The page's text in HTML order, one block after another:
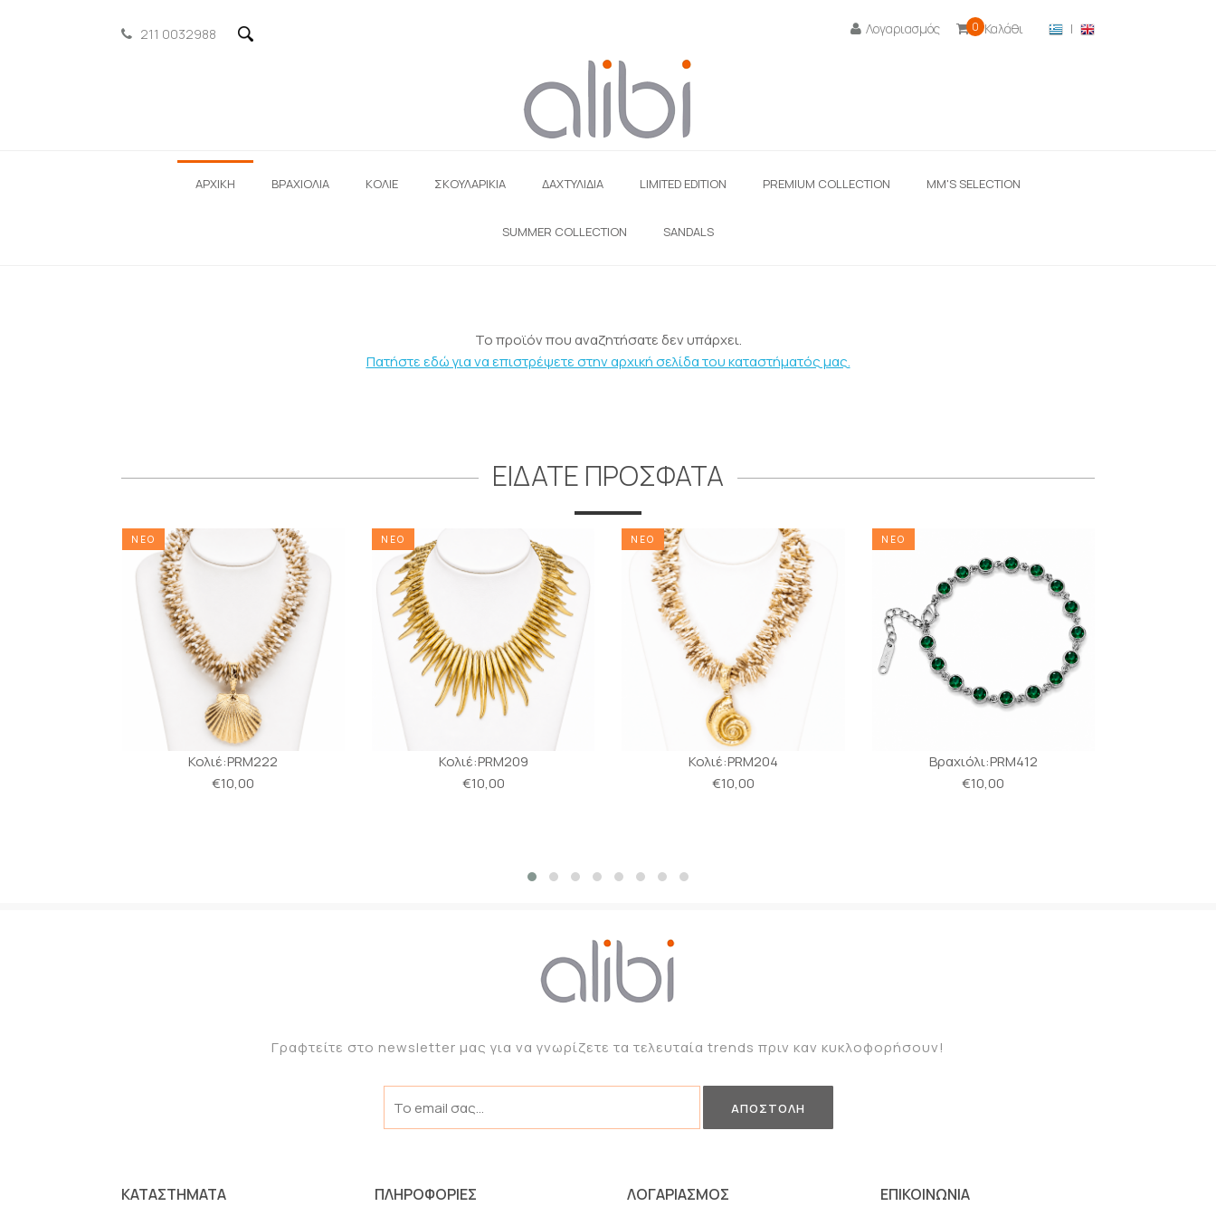
211 0032988 Λογαριασμός  0 Καλάθι |
ΑΡΧΙΚΗ ΒΡΑΧΙΟΛΙΑ ΚΟΛΙΕ ΣΚΟΥΛΑΡΊΚΙΑ ΔΑΧΤΥΛΙΔΙΑ LIMITED EDITION PREMIUM COLLECTION ΜΜ'S SELECTION
SUMMER COLLECTION SANDALS
Το προϊόν που αναζητήσατε δεν υπάρχει.
Πατήστε εδώ για να επιστρέψετε στην αρχική σελίδα του καταστήματός μας.
ΕΙΔΑΤΕ ΠΡΟΣΦΑΤΑ
ΝΕΟ
Κολιέ:PRM222
€10,00
ΝΕΟ
Κολιέ:PRM209
€10,00
ΝΕΟ
Κολιέ:PRM204
€10,00
ΝΕΟ
Βραχιόλι:PRM412
€10,00
Γραφτείτε στο newsletter μας για να γνωρίζετε τα τελευταία trends πριν καν κυκλοφορήσουν!
ΚΑΤΑΣΤΗΜΑΤΑ ΠΛΗΡΟΦΟΡΙΕΣ ΛΟΓΑΡΙΑΣΜΟΣ ΕΠΙΚΟΙΝΩΝΙΑ